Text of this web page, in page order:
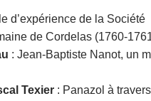
d’expérience de la Société
de Cordelas (1760-
: Jean-Baptiste Nanot, un
Texier : Panazol à